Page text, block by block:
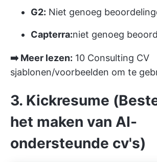
G2: Niet genoeg
Capterra:niet genoeg
➡️ Meer lezen: 10 Consulting CV
sjablonen/voorbeelden om te
3. Kickresume
het maken van AI-
ondersteunde cv's)